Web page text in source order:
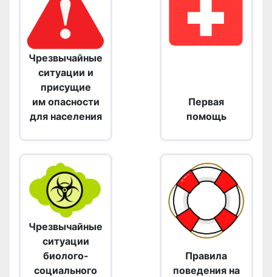
Чрезвычайные
ситуации и
присущие
им опасности
для населения
Первая
помощь
Чрезвычайные
ситуации
биолого-
социального
Правила
поведения на